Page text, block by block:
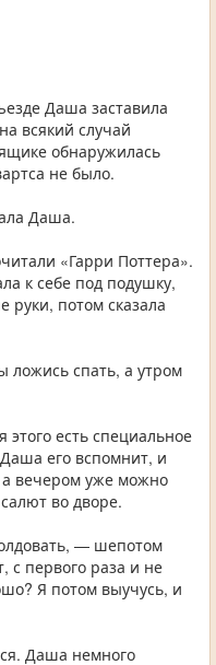
Даша заставила
всякий случай
обнаружилась
не было.
Даша.
«Гарри Поттера».
к себе под подушку,
потом сказала
спать, а утром
этого есть специальное
его вспомнит, и
а вечером уже можно
во дворе.
— шепотом
первого раза и не
Я потом выучусь, и
Даша немного